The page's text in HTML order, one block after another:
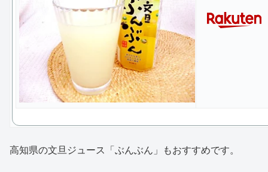
高知県の文旦ジュース「ぶんぶん」もおすすめです。